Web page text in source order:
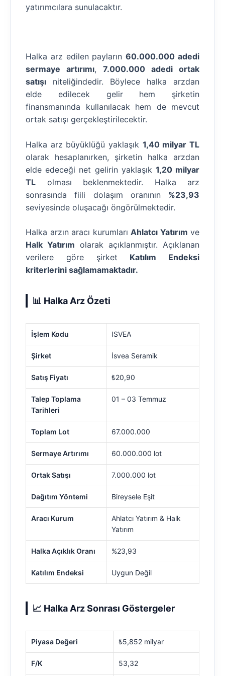
yatırımcılara sunulacaktır.
Halka arz edilen payların60.000.000 adedi
sermaye artırımı, 7.000.000 adedi ortak
satışı niteliğindedir. Böylece halka arzdan
elde edilecek gelir hem şirketin
finansmanında kullanılacak hem de mevcut
ortak satışı gerçekleştirilecektir.
Halka arz büyüklüğü yaklaşık 1,40 milyar TL
olarak hesaplanırken, şirketin halka arzdan
elde edeceği net gelirin yaklaşık 1,20 milyar
TL olması beklenmektedir. Halka arz
sonrasında fiili dolaşım oranının %23,93
seviyesinde oluşacağı öngörülmektedir.
Halka arzın aracı kurumları Ahlatcı Yatırım ve
Halk Yatırım olarak açıklanmıştır. Açıklanan
verilere göre şirket Katılım Endeksi
kriterlerini sağlamamaktadır.
📊 Halka Arz Özeti
İşlem Kodu ISVEA
Şirket İsvea Seramik
Satış Fiyatı ₺20,90
Talep Toplama
Tarihleri
01 – 03 Temmuz
Toplam Lot 67.000.000
Sermaye Artırımı 60.000.000 lot
Ortak Satışı 7.000.000 lot
Dağıtım Yöntemi Bireysele Eşit
Aracı Kurum
Ahlatcı Yatırım & Halk
Yatırım
Halka Açıklık Oranı %23,93
Katılım Endeksi Uygun Değil
📈 Halka Arz Sonrası Göstergeler
Piyasa Değeri ₺5,852 milyar
F/K 53,32